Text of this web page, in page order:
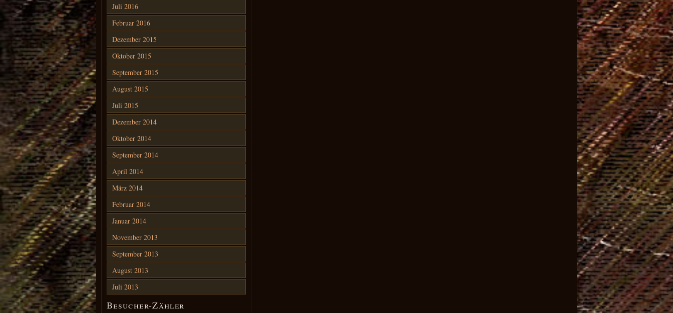
Juli 2016
Februar 2016
Dezember 2015
Oktober 2015
September 2015
August 2015
Juli 2015
Dezember 2014
Oktober 2014
September 2014
April 2014
März 2014
Februar 2014
Januar 2014
November 2013
September 2013
August 2013
Juli 2013
Besucher-Zähler